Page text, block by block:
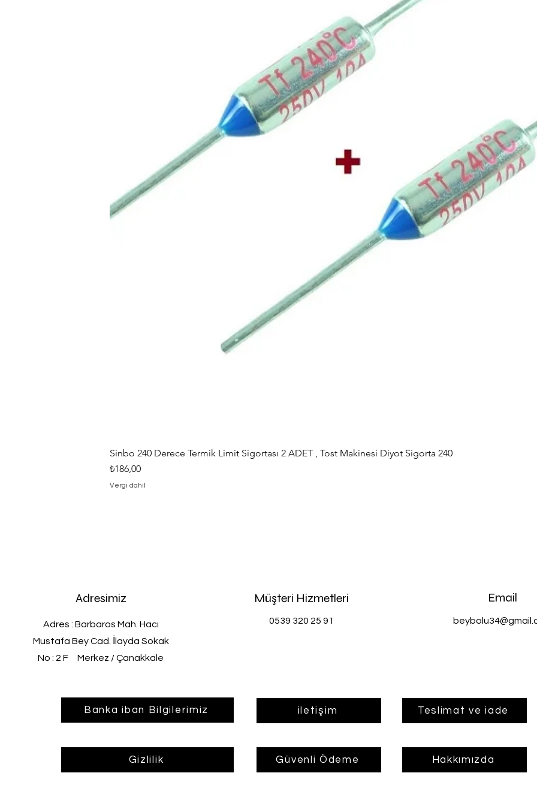
Hızlı Bakış
Sinbo 240 Derece Termik Limit Sigortası 2 ADET , Tost Makinesi Diyot Sigorta 240
Fiyat
₺186,00
Vergi dahil
Adresimiz
Adres : Barbaros Mah. Hacı
Mustafa Bey Cad. İlayda Sokak
No : 2 F Merkez / Çanakkale
Müşteri Hizmetleri
0539 320 25 91
Email
iletişim Teslimat ve iade
Banka iban Bilgilerimiz
Gizlilik Güvenli Ödeme Hakkımızda